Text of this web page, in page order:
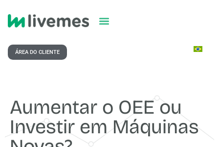
ÁREA DO CLIENTE
Aumentar o OEE ou
Investir em Máquinas